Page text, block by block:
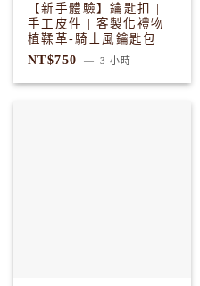
【新手體驗】鑰匙扣 |
手工皮件 | 客製化禮物 |
植鞣革-騎士風鑰匙包
NT$750 3 小時